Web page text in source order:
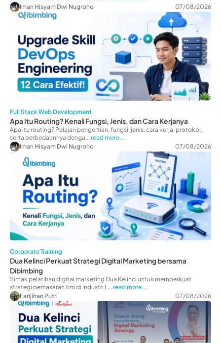
Irhan Hisyam Dwi Nugroho
07/08/2026
Full Stack Web Development
Apa Itu Routing? Kenali Fungsi, Jenis, dan Cara Kerjanya
Apa itu routing? Pelajari pengertian, fungsi, jenis, cara kerja, protokol,
serta perbedaannya denga...read more...
Irhan Hisyam Dwi Nugroho
07/08/2026
Corporate Training
Dua Kelinci Perkuat Strategi Digital Marketing bersama
Dibimbing
Simak pelatihan digital marketing Dua Kelinci untuk memperkuat
strategi pemasaran tim di industri F...read more...
Farijihan Putri
07/08/2026